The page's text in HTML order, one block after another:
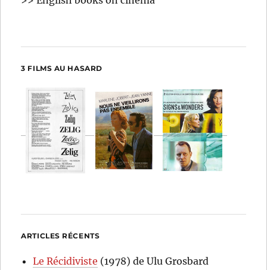
3 FILMS AU HASARD
ARTICLES RÉCENTS
Le Récidiviste (1978) de Ulu Grosbard